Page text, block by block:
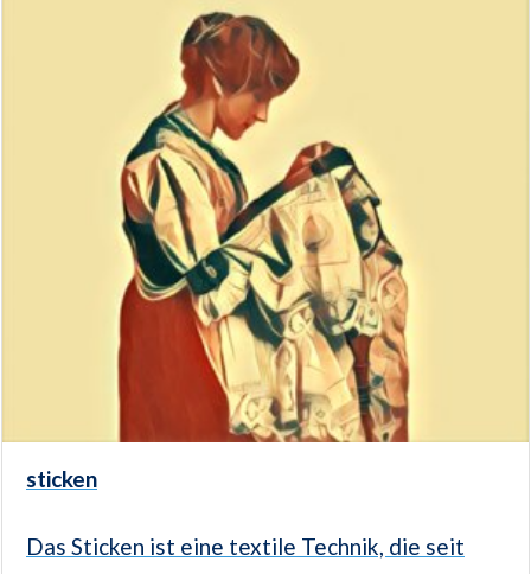
sticken
Das Sticken ist eine textile Technik, die seit